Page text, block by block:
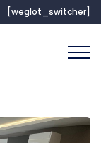
[weglot_switcher]